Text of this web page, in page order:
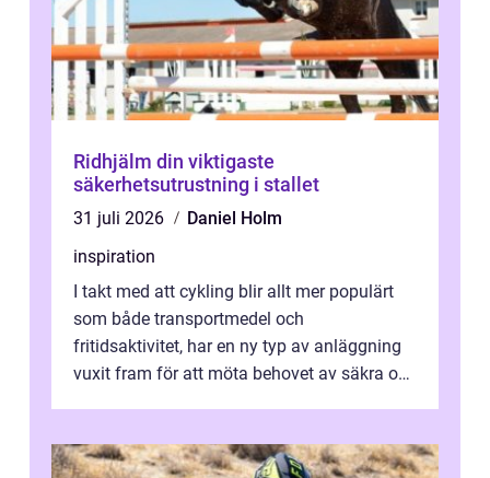
Ridhjälm din viktigaste
säkerhetsutrustning i stallet
31 juli 2026
Daniel Holm
inspiration
I takt med att cykling blir allt mer populärt
som både transportmedel och
fritidsaktivitet, har en ny typ av anläggning
vuxit fram för att möta behovet av säkra och